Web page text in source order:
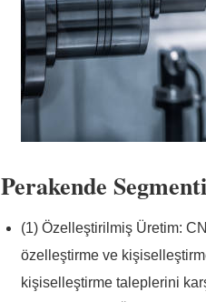
Perakende
(1) Özelleştirilmiş Üretim:
özelleştirme ve
kişiselleştirme taleplerini